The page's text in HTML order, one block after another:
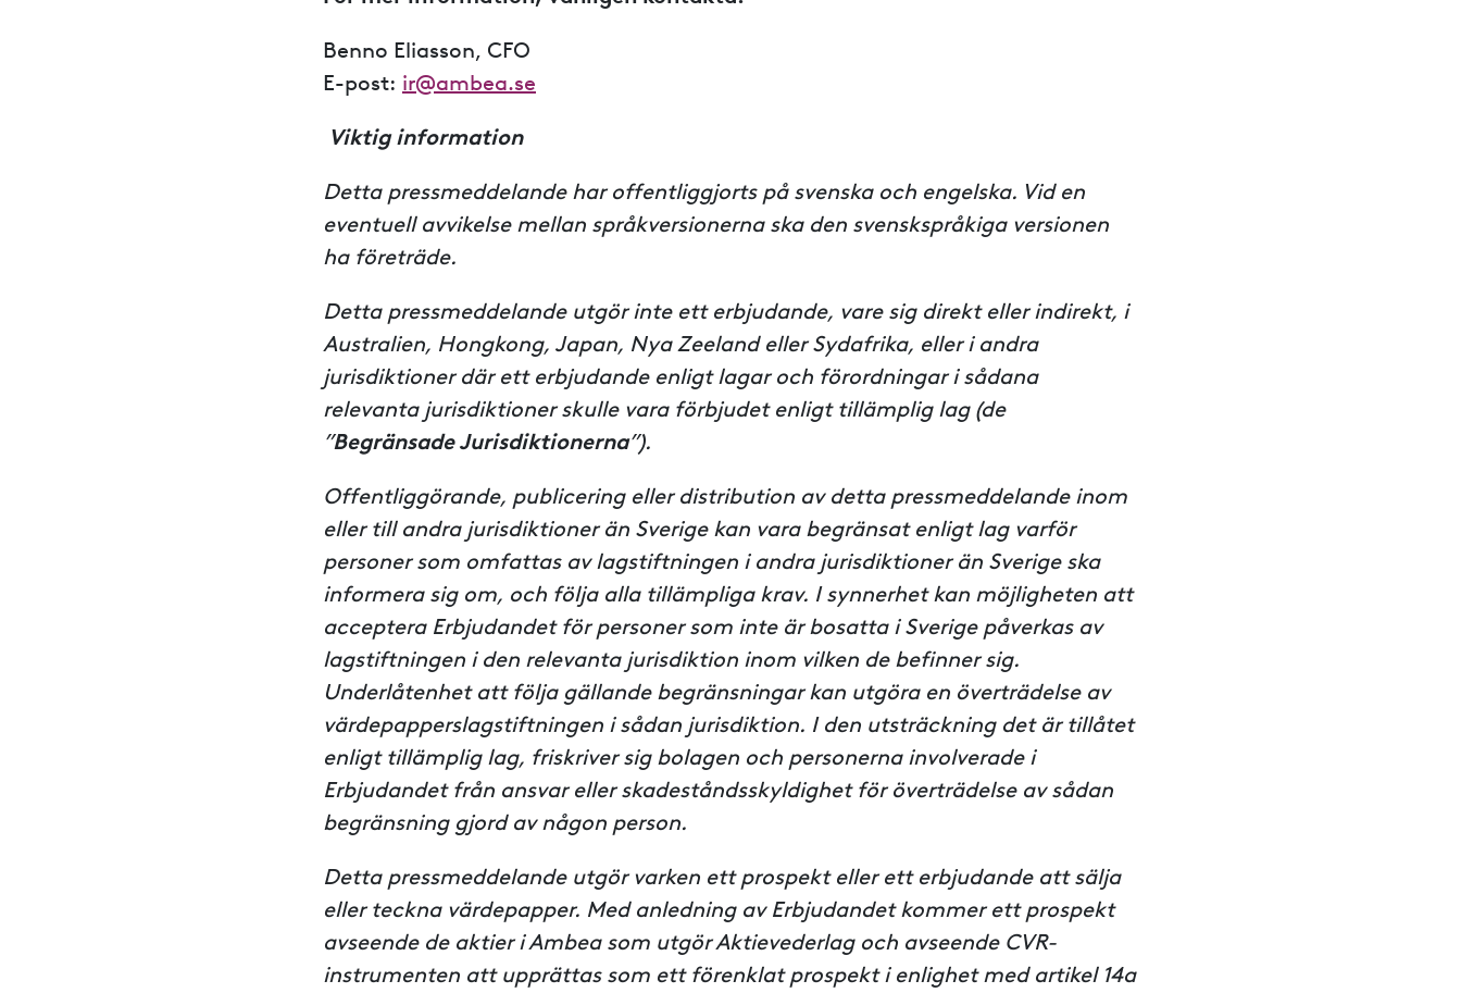
Benno Eliasson, CFO
E-post: ir@ambea.se
Viktig information
Detta pressmeddelande har offentliggjorts på svenska och engelska. Vid en
eventuell avvikelse mellan språkversionerna ska den svenskspråkiga versionen
ha företräde.
Detta pressmeddelande utgör inte ett erbjudande, vare sig direkt eller indirekt, i
Australien, Hongkong, Japan, Nya Zeeland eller Sydafrika, eller i andra
jurisdiktioner där ett erbjudande enligt lagar och förordningar i sådana
relevanta jurisdiktioner skulle vara förbjudet enligt tillämplig lag (de
”Begränsade Jurisdiktionerna”).
Offentliggörande, publicering eller distribution av detta pressmeddelande inom
eller till andra jurisdiktioner än Sverige kan vara begränsat enligt lag varför
personer som omfattas av lagstiftningen i andra jurisdiktioner än Sverige ska
informera sig om, och följa alla tillämpliga krav. I synnerhet kan möjligheten att
acceptera Erbjudandet för personer som inte är bosatta i Sverige påverkas av
lagstiftningen i den relevanta jurisdiktion inom vilken de befinner sig.
Underlåtenhet att följa gällande begränsningar kan utgöra en överträdelse av
värdepapperslagstiftningen i sådan jurisdiktion. I den utsträckning det är tillåtet
enligt tillämplig lag, friskriver sig bolagen och personerna involverade i
Erbjudandet från ansvar eller skadeståndsskyldighet för överträdelse av sådan
begränsning gjord av någon person.
Detta pressmeddelande utgör varken ett prospekt eller ett erbjudande att sälja
eller teckna värdepapper. Med anledning av Erbjudandet kommer ett prospekt
avseende de aktier i Ambea som utgör Aktievederlag och avseende CVR-
instrumenten att upprättas som ett förenklat prospekt i enlighet med artikel 14a